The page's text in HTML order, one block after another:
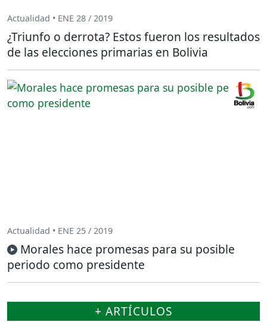
Actualidad • ENE 28 / 2019
¿Triunfo o derrota? Estos fueron los resultados
de las elecciones primarias en Bolivia
Actualidad • ENE 25 / 2019
Morales hace promesas para su posible
periodo como presidente
+ ARTÍCULOS